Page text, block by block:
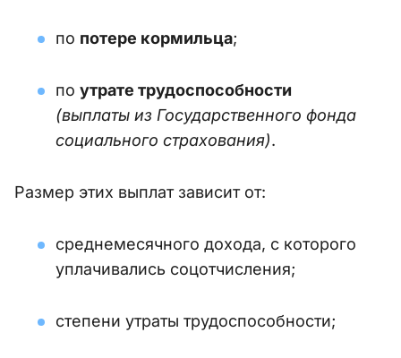
по потере кормильца;
по утрате трудоспособности
(выплаты из Государственного фонда
социального страхования).
Размер этих выплат зависит от:
среднемесячного дохода, с которого
уплачивались соцотчисления;
степени утраты трудоспособности;